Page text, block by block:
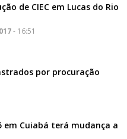
de CIEC em Lucas do Rio
- 16:51
por procuração
Cuiabá terá mudança a